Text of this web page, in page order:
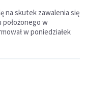
na skutek zawalenia się
położonego w
w poniedziałek